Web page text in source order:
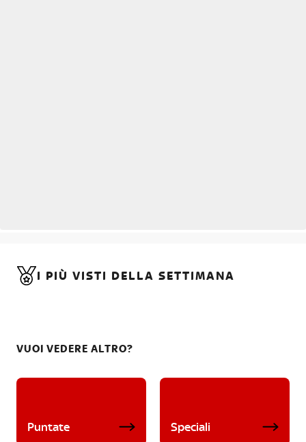
I PIÙ VISTI DELLA SETTIMANA
VUOI VEDERE ALTRO?
Puntate Speciali